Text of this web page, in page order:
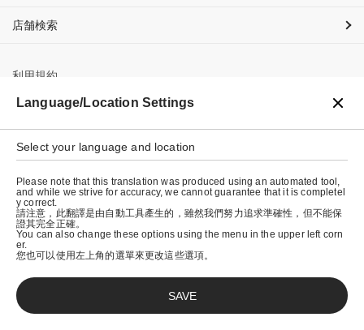
店舗検索
利用規約
プライバシーポリシー
特定商取引法に基づく表示
会社概要
© graniph inc.
Language/Location Settings
Select your language and location
Please note that this translation was produced using an automated tool,
and while we strive for accuracy, we cannot guarantee that it is completel
y correct.
請注意，此翻譯是由自動工具產生的，雖然我們努力追求準確性，但不能保
證其完全正確。
You can also change these options using the menu in the upper left corn
er.
您也可以使用左上角的選單來更改這些選項。
SAVE